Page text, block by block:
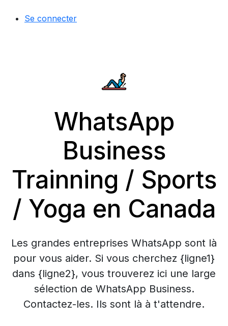
Se connecter
WhatsApp
Business
Trainning / Sports
/ Yoga en Canada
Les grandes entreprises WhatsApp sont là
pour vous aider. Si vous cherchez {ligne1}
dans {ligne2}, vous trouverez ici une large
sélection de WhatsApp Business.
Contactez-les. Ils sont là à t'attendre.